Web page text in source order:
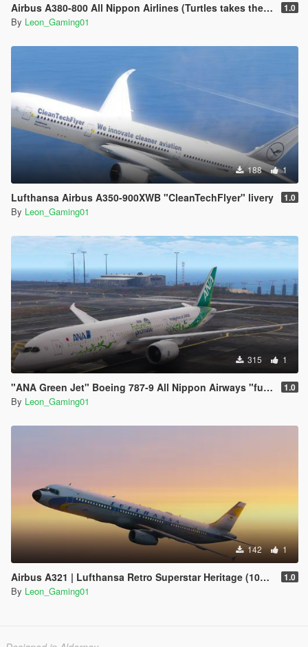
Airbus A380-800 All Nippon Airlines (Turtles takes the Sky) Livery (PaintJob) 1.0
By Leon_Gaming01
188 1
Lufthansa Airbus A350-900XWB "CleanTechFlyer" livery 1.0
By Leon_Gaming01
315 1
"ANA Green Jet" Boeing 787-9 All Nippon Airways "future promise" Livery ( Paint-Job ) 1.0
By Leon_Gaming01
142 1
Airbus A321 | Lufthansa Retro Superstar Heritage (100Years Anniversary) 1.0
By Leon_Gaming01